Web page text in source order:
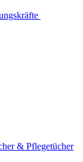
& Pflegetücher